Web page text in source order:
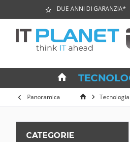
DUE ANNI DI GARANZIA*
Panoramica
CATEGORIE